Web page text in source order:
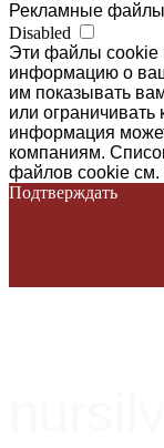
Рекламные
Disabled
Эти файлы cookie
информацию о
им показывать
или
информация
компаниям.
файлов cookie см.
Подтверждать